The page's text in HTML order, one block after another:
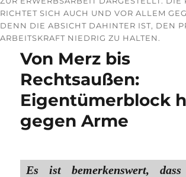
RICHTET SICH AUCH UND VOR ALLEM
DENN DIE ABSICHT DAHINTER IST, DEN
ARBEITSKRAFT NIEDRIG ZU HALTEN.
Von Merz bis
Rechtsaußen:
Eigentümerblock
gegen Arme
Es ist bemerkenswert, dass